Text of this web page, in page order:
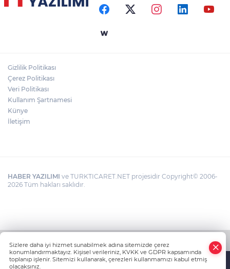
Gizlilik Politikası
Çerez Politikası
Veri Politikası
Kullanım Şartnamesi
Künye
İletişim
HABER YAZILIMI ve TURKTICARET.NET projesidir Copyright© 2006-
2026 Tüm hakları saklıdır.
Sizlere daha iyi hizmet sunabilmek adına sitemizde çerez
konumlandırmaktayız. Kişisel verileriniz, KVKK ve GDPR kapsamında
toplanıp işlenir. Sitemizi kullanarak, çerezleri kullanmamızı kabul etmiş
olacaksınız.